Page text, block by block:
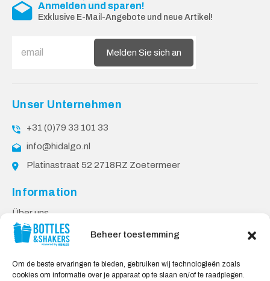
Beheer toestemming
Om de beste ervaringen te bieden, gebruiken wij technologieën zoals
cookies om informatie over je apparaat op te slaan en/of te raadplegen.
Anmelden und sparen!
Exklusive E-Mail-Angebote und neue Artikel!
Melden Sie sich an
Unser Unternehmen
+31 (0)79 33 101 33
info@hidalgo.nl
Platinastraat 52 2718RZ Zoetermeer
Information
Über uns
PPP-Bedingungen
Kontakt